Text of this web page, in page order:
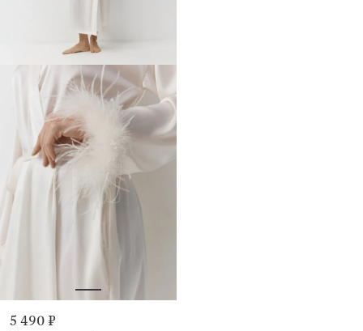
5 490 ₽